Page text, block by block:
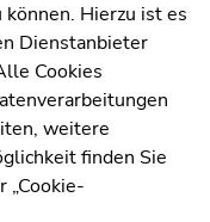
9, 8010
Hierzu ist es
Dienstanbieter
Cookies
weitere
finden Sie
„Cookie-